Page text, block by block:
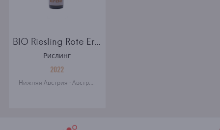
BIO Riesling Rote Erde Schodl white dry
Рислинг
2022
Нижняя Австрия · Австрия